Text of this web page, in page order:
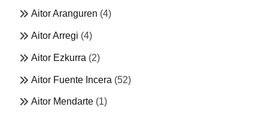
Aitor Aranguren (4)
Aitor Arregi (4)
Aitor Ezkurra (2)
Aitor Fuente Incera (52)
Aitor Mendarte (1)